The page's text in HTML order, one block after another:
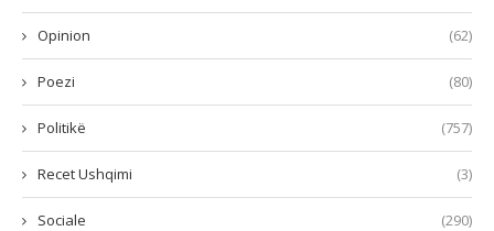
Opinion (62)
Poezi (80)
Politikë (757)
Recet Ushqimi (3)
Sociale (290)